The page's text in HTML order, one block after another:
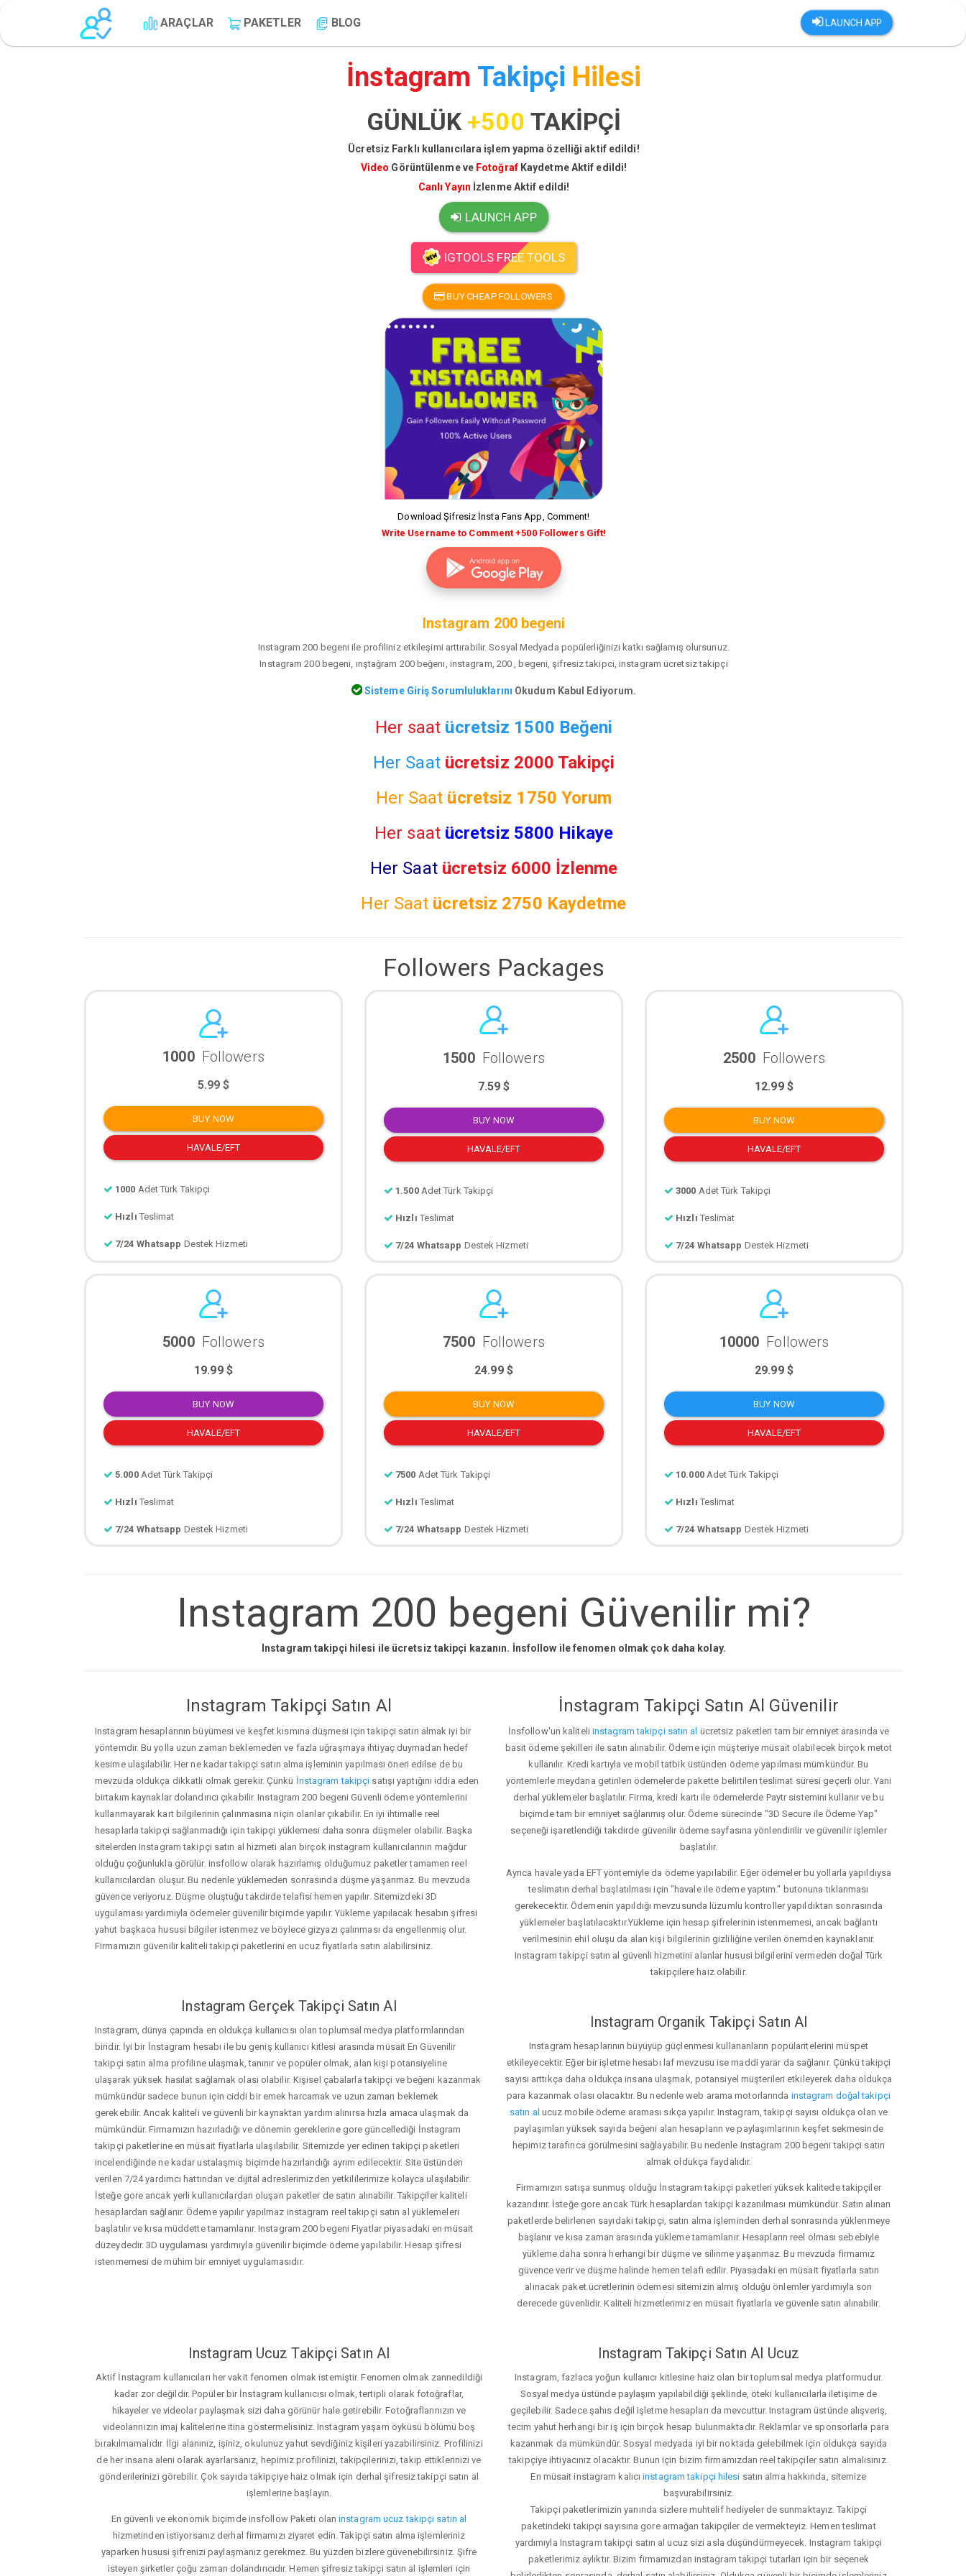
LAUNCH APP
ARAÇLAR PAKETLER BLOG
İnstagram Takipçi Hilesi
GÜNLÜK +500 TAKİPÇİ
Ücretsiz Farklı kullanıcılara işlem yapma özelliği aktif edildi!
Video Görüntülenme ve Fotoğraf Kaydetme Aktif edildi!
Canlı Yayın İzlenme Aktif edildi!
LAUNCH APP
IGTOOLS FREE TOOLS
BUY CHEAP FOLLOWERS
Download Şifresiz İnsta Fans App, Comment!
Write Username to Comment +500 Followers Gift!
Instagram 200 begeni
Instagram 200 begeni ile profiliniz etkileşimi arttırabilir. Sosyal Medyada popülerliğinizi katkı sağlamış olursunuz.
Instagram 200 begeni, ınştağram 200 beğenı, instagram, 200 , begeni, şifresiz takipci, instagram ücretsiz takipçi
Sisteme Giriş Sorumluluklarını Okudum Kabul Ediyorum.
Her saat ücretsiz 1500 Beğeni
Her Saat ücretsiz 2000 Takipçi
Her Saat ücretsiz 1750 Yorum
Her saat ücretsiz 5800 Hikaye
Her Saat ücretsiz 6000 İzlenme
Her Saat ücretsiz 2750 Kaydetme
Followers Packages
1000 Followers
5.99 $
BUY NOW
HAVALE/EFT
1000 Adet Türk Takipçi
Hızlı Teslimat
7/24 Whatsapp Destek Hizmeti
1500 Followers
7.59 $
BUY NOW
HAVALE/EFT
1.500 Adet Türk Takipçi
Hızlı Teslimat
7/24 Whatsapp Destek Hizmeti
2500 Followers
12.99 $
BUY NOW
HAVALE/EFT
3000 Adet Türk Takipçi
Hızlı Teslimat
7/24 Whatsapp Destek Hizmeti
5000 Followers
19.99 $
BUY NOW
HAVALE/EFT
5.000 Adet Türk Takipçi
Hızlı Teslimat
7/24 Whatsapp Destek Hizmeti
7500 Followers
24.99 $
BUY NOW
HAVALE/EFT
7500 Adet Türk Takipçi
Hızlı Teslimat
7/24 Whatsapp Destek Hizmeti
10000 Followers
29.99 $
BUY NOW
HAVALE/EFT
10.000 Adet Türk Takipçi
Hızlı Teslimat
7/24 Whatsapp Destek Hizmeti
Instagram 200 begeni Güvenilir mi?
Instagram takipçi hilesi ile ücretsiz takipçi kazanın. İnsfollow ile fenomen olmak çok daha kolay.
Instagram Takipçi Satın Al
Instagram hesaplarının büyümesi ve keşfet kısmına düşmesi için takipçi satın almak iyi bir
yöntemdir. Bu yolla uzun zaman beklemeden ve fazla uğraşmaya ihtiyaç duymadan hedef
kesime ulaşılabilir. Her ne kadar takipçi satın alma işleminin yapılması öneri edilse de bu
mevzuda oldukça dikkatli olmak gerekir. Çünkü İnstagram takipçi satışı yaptığını iddia eden
birtakım kaynaklar dolandırıcı çıkabilir. Instagram 200 begeni Güvenli ödeme yöntemlerini
kullanmayarak kart bilgilerinin çalınmasına niçin olanlar çıkabilir. En iyi ihtimalle reel
hesaplarla takipçi sağlanmadığı için takipçi yüklemesi daha sonra düşmeler olabilir. Başka
sitelerden Instagram takipçi satın al hizmeti alan birçok instagram kullanıcılarının mağdur
olduğu çoğunlukla görülür. insfollow olarak hazırlamış olduğumuz paketler tamamen reel
kullanıcılardan oluşur. Bu nedenle yüklemeden sonrasında düşme yaşanmaz. Bu mevzuda
güvence veriyoruz. Düşme oluştuğu takdirde telafisi hemen yapılır. Sitemizdeki 3D
uygulaması yardımıyla ödemeler güvenilir biçimde yapılır. Yükleme yapılacak hesabın şifresi
yahut başkaca hususi bilgiler istenmez ve böylece gizyazı çalınması da engellenmiş olur.
Firmamızın güvenilir kaliteli takipçi paketlerini en ucuz fiyatlarla satın alabilirsiniz.
İnstagram Takipçi Satın Al Güvenilir
İnsfollow'un kaliteli instagram takipçi satın al ücretsiz paketleri tam bir emniyet arasında ve
basit ödeme şekilleri ile satın alınabilir. Ödeme için müşteriye müsait olabilecek birçok metot
kullanılır. Kredi kartıyla ve mobil tatbik üstünden ödeme yapılması mümkündür. Bu
yöntemlerle meydana getirilen ödemelerde pakette belirtilen teslimat süresi geçerli olur. Yani
derhal yüklemeler başlatılır. Firma, kredi kartı ile ödemelerde Paytr sistemini kullanır ve bu
biçimde tam bir emniyet sağlanmış olur. Ödeme sürecinde "3D Secure ile Ödeme Yap"
seçeneği işaretlendiği takdirde güvenilir ödeme sayfasına yönlendirilir ve güvenilir işlemler
başlatılır.
Ayrıca havale yada EFT yöntemiyle da ödeme yapılabilir. Eğer ödemeler bu yollarla yapıldıysa
teslimatın derhal başlatılması için "havale ile ödeme yaptım." butonuna tıklanması
gerekecektir. Ödemenin yapıldığı mevzusunda lüzumlu kontroller yapıldıktan sonrasında
yüklemeler başlatılacaktır.Yükleme için hesap şifrelerinin istenmemesi, ancak bağlantı
verilmesinin ehil oluşu da alan kişi bilgilerinin gizliliğine verilen önemden kaynaklanır.
Instagram takipçi satın al güvenli hizmetini alanlar hususi bilgilerini vermeden doğal Türk
takipçilere haiz olabilir.
Instagram Gerçek Takipçi Satın Al
Instagram, dünya çapında en oldukça kullanıcısı olan toplumsal medya platformlarından
biridir. İyi bir İnstagram hesabı ile bu geniş kullanıcı kitlesi arasında müsait En Güvenilir
takipçi satın alma profiline ulaşmak, tanınır ve popüler olmak, alan kişi potansiyeline
ulaşarak yüksek hasılat sağlamak olası olabilir. Kişisel çabalarla takipçi ve beğeni kazanmak
mümkündür sadece bunun için ciddi bir emek harcamak ve uzun zaman beklemek
gerekebilir. Ancak kaliteli ve güvenli bir kaynaktan yardım alınırsa hızla amaca ulaşmak da
mümkündür. Firmamızın hazırladığı ve dönemin gereklerine gore güncellediği İnstagram
takipçi paketlerine en müsait fiyatlarla ulaşılabilir. Sitemizde yer edinen takipçi paketleri
incelendiğinde ne kadar ustalaşmış biçimde hazırlandığı ayrım edilecektir. Site üstünden
verilen 7/24 yardımcı hattından ve dijital adreslerimizden yetkililerimize kolayca ulaşılabilir.
İsteğe gore ancak yerli kullanıcılardan oluşan paketler de satın alınabilir. Takipçiler kaliteli
hesaplardan sağlanır. Ödeme yapılır yapılmaz instagram reel takipçi satın al yüklemeleri
başlatılır ve kısa müddette tamamlanır. Instagram 200 begeni Fiyatlar piyasadaki en müsait
düzeydedir. 3D uygulaması yardımıyla güvenilir biçimde ödeme yapılabilir. Hesap şifresi
istenmemesi de mühim bir emniyet uygulamasıdır.
Instagram Organik Takipçi Satın Al
Instagram hesaplarının büyüyüp güçlenmesi kullananların popülaritelerini müspet
etkileyecektir. Eğer bir işletme hesabı laf mevzusu ise maddi yarar da sağlanır. Çünkü takipçi
sayısı arttıkça daha oldukça insana ulaşmak, potansiyel müşterileri etkileyerek daha oldukça
para kazanmak olası olacaktır. Bu nedenle web arama motorlarında instagram doğal takipçi
satın al ucuz mobile ödeme araması sıkça yapılır. Instagram, takipçi sayısı oldukça olan ve
paylaşımları yüksek sayıda beğeni alan hesapların ve paylaşımlarının keşfet sekmesinde
hepimiz tarafınca görülmesini sağlayabilir. Bu nedenle Instagram 200 begeni takipçi satın
almak oldukça faydalıdır.
Firmamızın satışa sunmuş olduğu İnstagram takipçi paketleri yüksek kalitede takipçiler
kazandırır. İsteğe gore ancak Türk hesaplardan takipçi kazanılması mümkündür. Satın alınan
paketlerde belirlenen sayıdaki takipçi, satın alma işleminden derhal sonrasında yüklenmeye
başlanır ve kısa zaman arasında yükleme tamamlanır. Hesapların reel olması sebebiyle
yükleme daha sonra herhangi bir düşme ve silinme yaşanmaz. Bu mevzuda firmamız
güvence verir ve düşme halinde hemen telafi edilir. Piyasadaki en müsait fiyatlarla satın
alınacak paket ücretlerinin ödemesi sitemizin almış olduğu önlemler yardımıyla son
derecede güvenlidir. Kaliteli hizmetlerimiz en müsait fiyatlarla ve güvenle satın alınabilir.
Instagram Ucuz Takipçi Satın Al
Aktif İnstagram kullanıcıları her vakit fenomen olmak istemiştir. Fenomen olmak zannedildiği
kadar zor değildir. Popüler bir İnstagram kullanıcısı olmak, tertipli olarak fotoğraflar,
hikayeler ve videolar paylaşmak sizi daha görünür hale getirebilir. Fotoğraflarınızın ve
videolarınızın imaj kalitelerine itina göstermelisiniz. Instagram yaşam öyküsü bölümü boş
bırakılmamalıdır. İlgi alanınız, işiniz, okulunuz yahut sevdiğiniz kişileri yazabilirsiniz. Profilinizi
de her insana aleni olarak ayarlarsanız, hepimiz profilinizi, takipçilerinizi, takip ettiklerinizi ve
gönderilerinizi görebilir. Çok sayıda takipçiye haiz olmak için derhal şifresiz takipçi satın al
işlemlerine başlayın.
En güvenli ve ekonomik biçimde insfollow Paketi olaninstagram ucuz takipçi satın al
hizmetinden istiyorsanız derhal firmamızı ziyaret edin. Takipçi satın alma işlemleriniz
yaparken hususi şifrenizi paylaşmanız gerekmez. Bu yüzden bizlere güvenebilirsiniz. Şifre
isteyen şirketler çoğu zaman dolandırıcıdır. Hemen şifresiz takipçi satın al işlemleri için
Instagram Takipçi Satın Al Ucuz
Instagram, fazlaca yoğun kullanıcı kitlesine haiz olan bir toplumsal medya platformudur.
Sosyal medya üstünde paylaşım yapılabildiği şeklinde, öteki kullanıcılarla iletişime de
geçilebilir. Sadece şahıs değil işletme hesapları da mevcuttur. Instagram üstünde alışveriş,
tecim yahut herhangi bir iş için birçok hesap bulunmaktadır. Reklamlar ve sponsorlarla para
kazanmak da mümkündür. Sosyal medyada iyi bir noktada gelebilmek için oldukça sayıda
takipçiye ihtiyacınız olacaktır. Bunun için bizim firmamızdan reel takipçiler satın almalısınız.
En müsait instagram kalıcıinstagram takipçi hilesi satın alma hakkında, sitemize
başvurabilirsiniz.
Takipçi paketlerimizin yanında sizlere muhtelif hediyeler de sunmaktayız. Takipçi
paketindeki takipçi sayısına gore armağan takipçiler de vermekteyiz. Hemen teslimat
yardımıyla Instagram takipçi satın al ucuz sizi asla düşündürmeyecek. Instagram takipçi
paketlerimiz aylıktır. Bizim firmamızdan instagram takipçi tutarları için bir seçenek